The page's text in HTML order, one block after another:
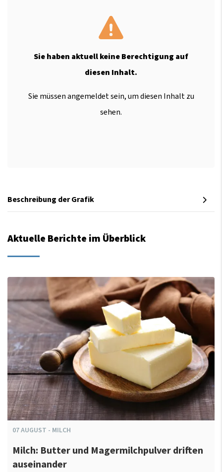
Sie haben aktuell keine Berechtigung auf
diesen Inhalt.
Sie müssen angemeldet sein, um diesen Inhalt zu
sehen.
Beschreibung der Grafik
Aktuelle Berichte im Überblick
07AUGUST - MILCH
Milch: Butter und Magermilchpulver driften
auseinander